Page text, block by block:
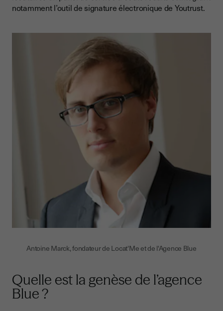
notamment l’outil de signature électronique de Youtrust.
Antoine Marck, fondateur de Locat'Me et de l'Agence Blue
Quelle est la genèse de l’agence
Blue ?